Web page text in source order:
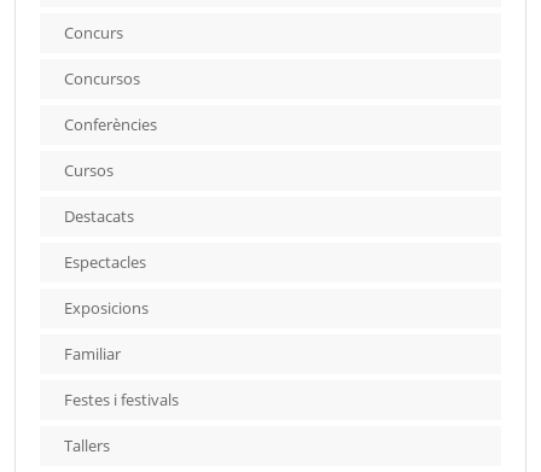
Concurs
Concursos
Conferències
Cursos
Destacats
Espectacles
Exposicions
Familiar
Festes i festivals
Tallers